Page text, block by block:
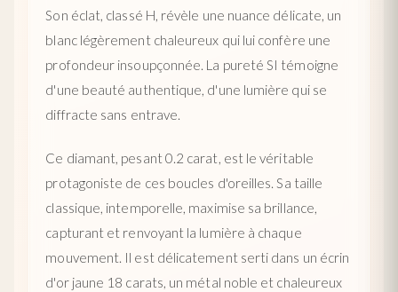
Son éclat, classé H, révèle une nuance délicate, un
blanc légèrement chaleureux qui lui confère une
profondeur insoupçonnée. La pureté SI témoigne
d'une beauté authentique, d'une lumière qui se
diffracte sans entrave.
Ce diamant, pesant 0.2 carat, est le véritable
protagoniste de ces boucles d'oreilles. Sa taille
classique, intemporelle, maximise sa brillance,
capturant et renvoyant la lumière à chaque
mouvement. Il est délicatement serti dans un écrin
d'or jaune 18 carats, un métal noble et chaleureux